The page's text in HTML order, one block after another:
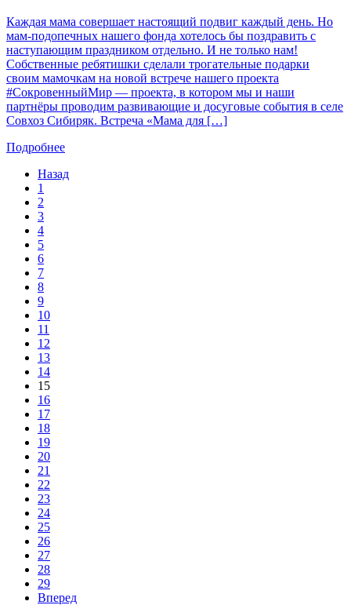
Каждая мама совершает настоящий подвиг каждый день. Но
мам-подопечных нашего фонда хотелось бы поздравить с
наступающим праздником отдельно. И не только нам!
Собственные ребятишки сделали трогательные подарки
своим мамочкам на новой встрече нашего проекта
#СокровенныйМир — проекта, в котором мы и наши
партнёры проводим развивающие и досуговые события в селе
Совхоз Сибиряк. Встреча «Мама для […]
Подробнее
Назад
1
2
3
4
5
6
7
8
9
10
11
12
13
14
15
16
17
18
19
20
21
22
23
24
25
26
27
28
29
Вперед